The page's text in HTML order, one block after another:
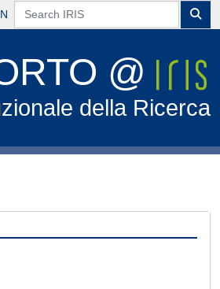
@
della Ricerca